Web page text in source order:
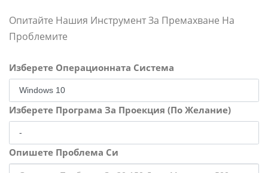
Опитайте Нашия Инструмент За Премахване На
Проблемите
Изберете Операционната Система
Изберете Програма За Проекция (По Желание)
Опишете Проблема Си